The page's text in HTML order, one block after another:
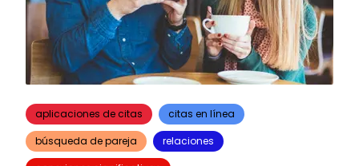
aplicaciones de citas
citas en línea
búsqueda de pareja
relaciones